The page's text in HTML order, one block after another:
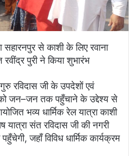
सहारनपुर से काशी के लिए रवाना
पुरी ने किया शुभारंभ
रविदास जी के उपदेशों एवं
जन–जन तक पहुँचाने के उद्देश्य से
भव्य धार्मिक रेल यात्रा काशी
यात्रा संत रविदास जी की नगरी
जहाँ विविध धार्मिक कार्यक्रम